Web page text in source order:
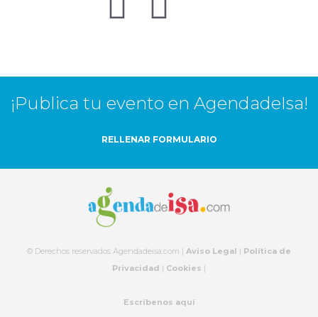
¡Publica tu evento en AgendadeIsa!
RELLENAR FORMULARIO
© Derechos reservados Agendadeisa.com | Aviso Legal | Política de
Privacidad | Cookies |
Escríbenos aquí